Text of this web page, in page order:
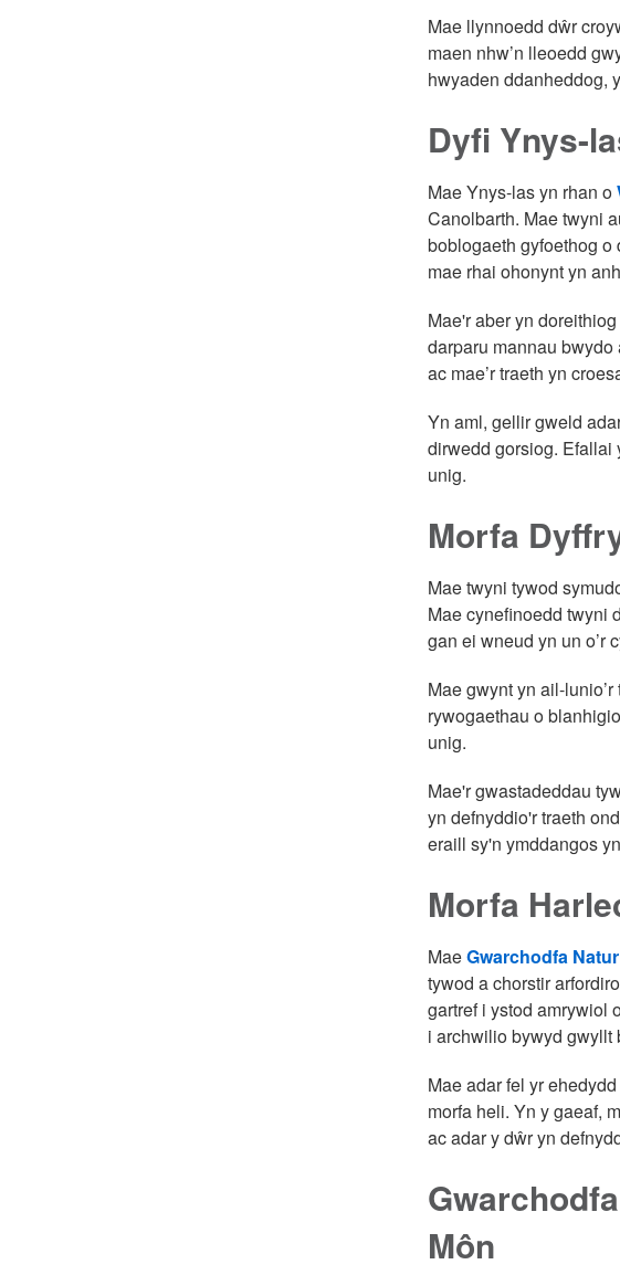
Mae llynnoedd dŵr
maen nhw’n lleoedd
hwyaden ddanheddog,
Dyfi Ynys-
Mae Ynys-las yn rhan o
Canolbarth. Mae twyni
boblogaeth gyfoethog
mae rhai ohonynt yn
Mae'r aber yn
darparu mannau
ac mae’r traeth yn
Yn aml, gellir gweld
dirwedd gorsiog. Efallai
unig.
Morfa
Mae twyni tywod
Mae cynefinoedd twyni
gan ei wneud yn un o’r
Mae gwynt yn ail-
rywogaethau o
unig.
Mae'r gwastadeddau
yn defnyddio'r traeth
eraill sy'n ymddangos
Morfa
MaeGwarchodfa
tywod a chorstir
gartref i ystod amrywiol
i archwilio bywyd gwyllt
Mae adar fel yr
morfa heli. Yn y gaeaf,
ac adar y dŵr yn
Môn